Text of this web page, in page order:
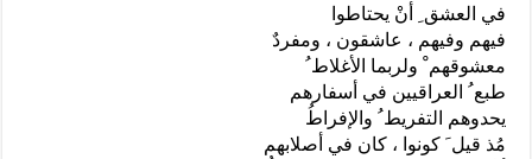
في العشق ِ أنْ يحتاطوا
فيهم وفيهم ، عاشقون ، ومفردٌ
معشوقهم ْ ولربما الأغلاط ُ
طبع ُ العراقيين في أسفارهم
يحدوهم التفريط ُ والإفراطُ
مُذ قيل َ كونوا ، كان في أصلابهم